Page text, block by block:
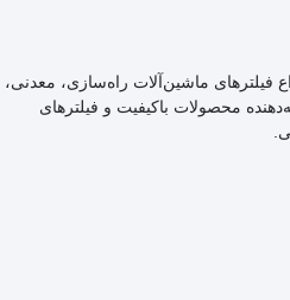
فیلترهای ماشین‌آلات راه‌سازی، معدنی،
محصولات باکیفیت و فیلترهای